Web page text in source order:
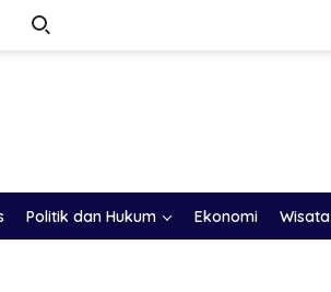
Politik dan Hukum Ekonomi Wisata